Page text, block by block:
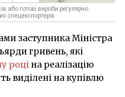
або готові вироби регулярно
спецекспортерів
заступника Міністра
гривень, які
роціна реалізацію
виділені на купівлю